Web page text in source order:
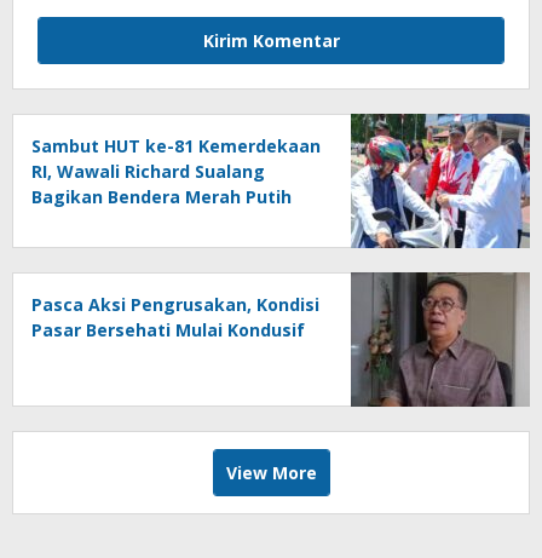
Sambut HUT ke-81 Kemerdekaan
RI, Wawali Richard Sualang
Bagikan Bendera Merah Putih
Pasca Aksi Pengrusakan, Kondisi
Pasar Bersehati Mulai Kondusif
View More